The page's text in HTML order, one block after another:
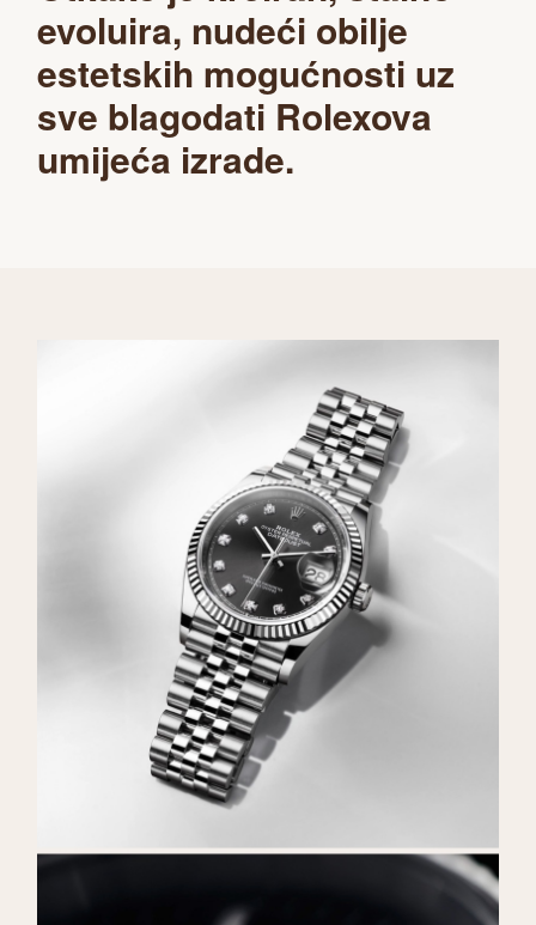
evoluira, nudeći obilje
estetskih mogućnosti uz
sve blagodati Rolexova
umijeća izrade.